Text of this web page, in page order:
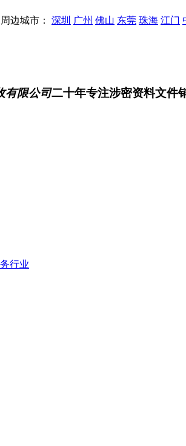
边城市： 深圳 广州 佛山 东莞 珠海 江门
有限公司二十年专注涉密资料文件
行业